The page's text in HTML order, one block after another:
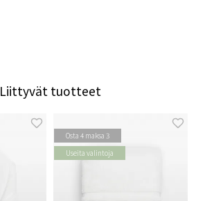
Liittyvät tuotteet
Osta 4 maksa 3
Useita valintoja